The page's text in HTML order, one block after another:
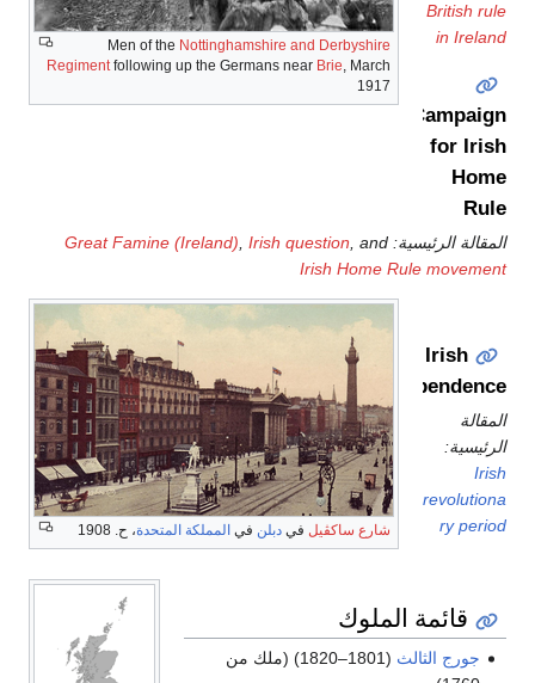
Men of the Nottinghamshire and Derbyshire
Regimentfollowing up the Germans near Brie, March
1917
British rule
in Ireland
Campaign
for Irish
Home
Rule
المقالة الرئيسية: Great Famine (Ireland) Irish question , and
Irish Home Rule movement
شارع ساكڤيل في دبلن في المملكة المتحدة، ح. 1908
Irish
independence
المقالة
الرئيسية:
Irish
revolutiona
ry period
قائمة الملوك
جورج الثالث
(1801–1820) (ملك من